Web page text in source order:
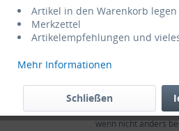
Service Hotline
Shop Service
Informationen
* Alle Preise verstehen sich zzgl.
wenn nicht anders
Artikel in den Warenkorb legen
Merkzettel
Artikelempfehlungen und
Mehr Informationen
Schließen